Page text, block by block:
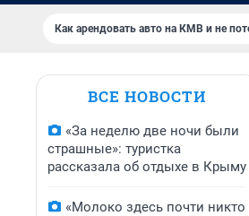
Как арендовать авто на КМВ и не
ВСЕ НОВОСТИ
«За неделю две ночи были
страшные»: туристка
рассказала об отдыхе в Крыму
«Молоко здесь почти никто